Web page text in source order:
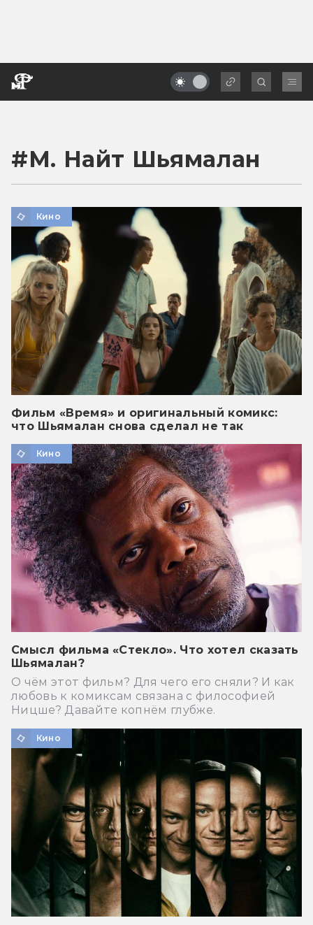
#М. Найт Шьямалан
Кино
Фильм «Время» и оригинальный комикс:
что Шьямалан снова сделал не так
Кино
Смысл фильма «Стекло». Что хотел сказать
Шьямалан?
О чём этот фильм? Для чего его сняли? И как
любовь к комиксам связана с философией
Ницше? Давайте копнём глубже.
Кино